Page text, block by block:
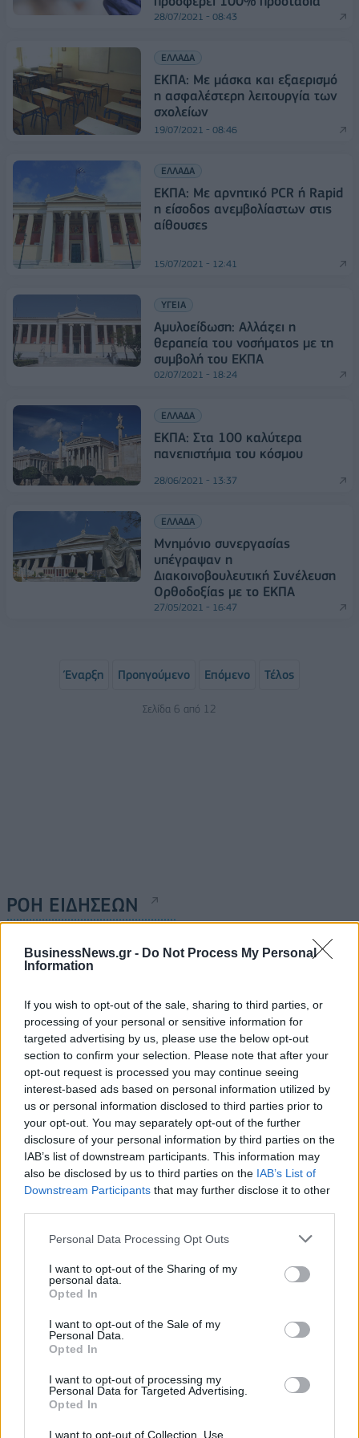
BusinessNews.gr - Do Not Process My Personal
Information
If you wish to opt-out of the sale, sharing to third parties, or
processing of your personal or sensitive information for
targeted advertising by us, please use the below opt-out
section to confirm your selection. Please note that after your
opt-out request is processed you may continue seeing
interest-based ads based on personal information utilized by
us or personal information disclosed to third parties prior to
your opt-out. You may separately opt-out of the further
disclosure of your personal information by third parties on the
IAB’s list of downstream participants. This information may
also be disclosed by us to third parties on the IAB’s List of
Downstream Participants that may further disclose it to other
Personal Data Processing Opt Outs
I want to opt-out of the Sharing of my
personal data.
Opted In
I want to opt-out of the Sale of my
Personal Data.
Opted In
I want to opt-out of processing my
Personal Data for Targeted Advertising.
Opted In
I want to opt-out of Collection, Use,
28/07/2021 - 08:43
ΕΛΛΑΔΑ
ΕΚΠΑ: Με μάσκα και εξαερισμό
η ασφαλέστερη λειτουργία των
σχολείων
19/07/2021 - 08:46
ΕΛΛΑΔΑ
ΕΚΠΑ: Με αρνητικό PCR ή Rapid
η είσοδος ανεμβολίαστων στις
αίθουσες
15/07/2021 - 12:41
ΥΓΕΙΑ
Αμυλοείδωση: Αλλάζει η
θεραπεία του νοσήματος με τη
συμβολή του ΕΚΠΑ
02/07/2021 - 18:24
ΕΛΛΑΔΑ
ΕΚΠΑ: Στα 100 καλύτερα
πανεπιστήμια του κόσμου
28/06/2021 - 13:37
ΕΛΛΑΔΑ
Μνημόνιο συνεργασίας
υπέγραψαν η
Διακοινοβουλευτική Συνέλευση
Ορθοδοξίας με το ΕΚΠΑ
27/05/2021 - 16:47
Έναρξη Προηγούμενο Επόμενο Τέλος
Σελίδα 6 από 12
ΡΟΗ ΕΙΔΗΣΕΩΝ
Π. Μαρινάκης: «Το δημογραφικό δεν μπορεί να
περιμένει»
Ε. Τουρνάς: Πάνω από 400 πυρκαγιές σε δέκα
ημέρες - Σε επιφυλακή ο κρατικός μηχανισμός
09/08/2026 - 14:17
Εξαγωγές: Η Ελλάδα κερδίζει τους Ευρωπαίους
ανταγωνιστές – Άνοδος μεριδίων σε 9 από 11
κλάδους (Εθνική Τράπεζα)
09/08/2026 - 13:51 ΟΙΚΟΝΟΜΙΑ
Προς εκτύπωση το πολλαπλό βιβλίο - «Σύγχρονο
εκπαιδευτικό υλικό, τόσο σε έντυπη όσο και σε
ηλεκτρονική μορφή»
09/08/2026 - 13:24 ΕΛΛΑΔΑ
Γερμανία: Το Βερολίνο θα επεκτείνει την έρευνα για
την ασφάλεια από τα drones μετά το περιστατικό σε
αεροδρόμιο
09/08/2026 - 12:57 ΚΟΣΜΟΣ
Αυξημένη η επιβατική κίνηση από το λιμάνι του
Πειραιά – Περίπου 60.000 ταξίδεψαν Παρασκευή
και Σάββατο
09/08/2026 - 12:33